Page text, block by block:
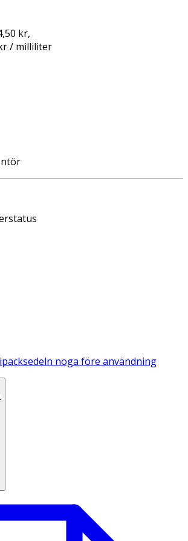
kr,
/ milliliter
noga före användning